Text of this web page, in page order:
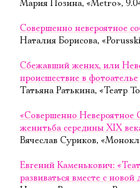
Мария Позина, «Metro»,
Совершенно невероятное
Наталия Борисова,
Сбежавший жених, или
происшествие в фотоателье
Татьяна Ратькина, «Театр
«Совершенно Невероятное
женитьба середины XIX
Вячеслав Суриков,
Евгений Каменькович:
развиваться вместе с новой